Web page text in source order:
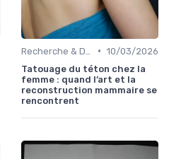
• 10/03/2026
Tatouage du téton chez la
femme : quand l’art et la
reconstruction mammaire se
rencontrent